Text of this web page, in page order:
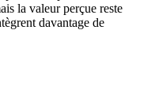
la valeur perçue reste
davantage de